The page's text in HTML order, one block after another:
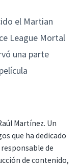
el Martian
League Mortal
una parte
Martínez. Un
que ha dedicado
responsable de
de contenido,